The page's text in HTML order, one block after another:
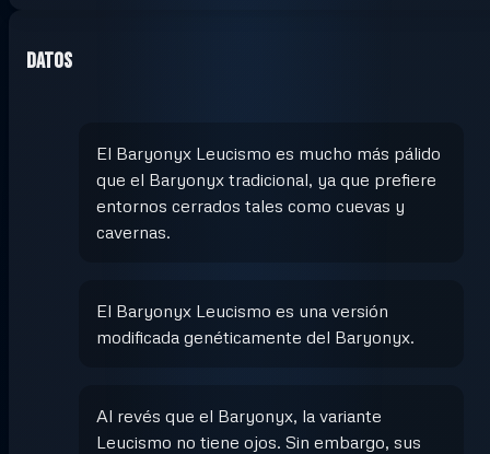
Datos
El Baryonyx Leucismo es mucho más pálido
que el Baryonyx tradicional, ya que prefiere
entornos cerrados tales como cuevas y
cavernas.
El Baryonyx Leucismo es una versión
modificada genéticamente del Baryonyx.
Al revés que el Baryonyx, la variante
Leucismo no tiene ojos. Sin embargo, sus